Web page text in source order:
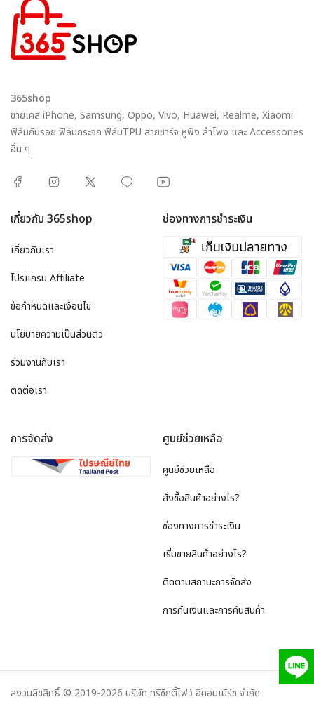
365shop
ขายเคส iPhone, Samsung, Oppo, Vivo, Huawei, Realme, Xiaomi
ฟิล์มกันรอย ฟิล์มกระจก ฟิล์มTPU สายชาร์จ หูฟัง ลำโพง และ Accessories
อื่น ๆ
เกี่ยวกับ 365shop
เกี่ยวกับเรา
โปรแกรม Affiliate
ข้อกำหนดและเงื่อนไข
นโยบายความเป็นส่วนตัว
ร่วมงานกับเรา
ติดต่อเรา
ช่องทางการชำระเงิน
การจัดส่ง ศูนย์ช่วยเหลือ
ศูนย์ช่วยเหลือ
สั่งซื้อสินค้าอย่างไร?
ช่องทางการชำระเงิน
เริ่มขายสินค้าอย่างไร?
ติดตามสถานะการจัดส่ง
การคืนเงินและการคืนสินค้า
สงวนลิขสิทธิ์ © 2019-2026 บริษัท ทรีซิกตี้ไฟว์ อีคอมเมิร์ซ จำกัด